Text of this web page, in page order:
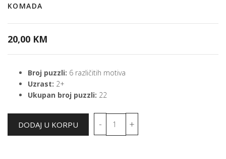
KOMADA
20,00 KM
Broj puzzli: 6 različitih motiva
Uzrast: 2+
Ukupan broj puzzli: 22